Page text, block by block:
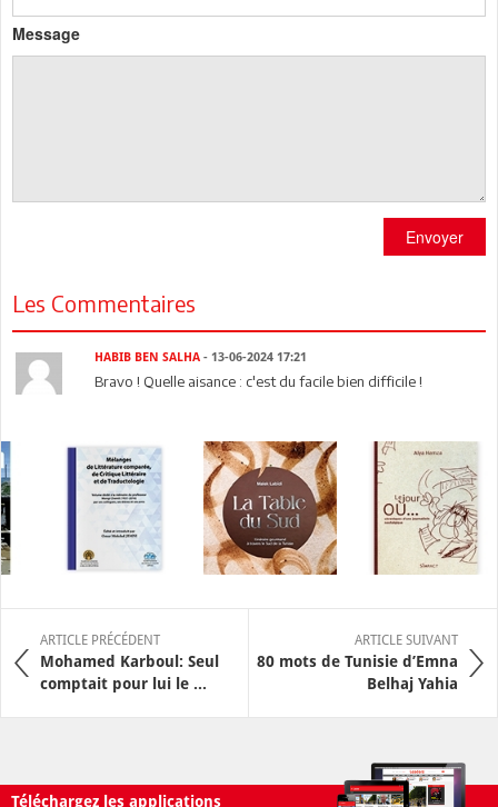
Message
Envoyer
Les Commentaires
HABIB BEN SALHA - 13-06-2024 17:21
Bravo ! Quelle aisance : c'est du facile bien difficile !
ARTICLE PRÉCÉDENT
Mohamed Karboul: Seul
comptait pour lui le ...
ARTICLE SUIVANT
80 mots de Tunisie d’Emna
Belhaj Yahia
Téléchargez les applications